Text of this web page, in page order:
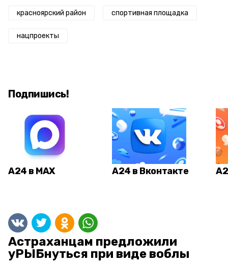
красноярский район спортивная площадка
нацпроекты
Подпишись!
А24 в MAX А24 в Вконтакте
Астраханцам предложили
уРЫБнуться при виде воблы